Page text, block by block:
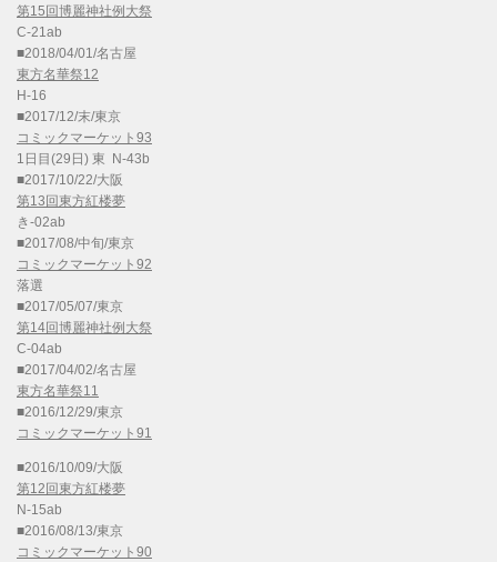
第15回博麗神社例大祭
C-21ab
■2018/04/01/名古屋
東方名華祭12
H-16
■2017/12/末/東京
コミックマーケット93
1日目(29日) 東 N-43b
■2017/10/22/大阪
第13回東方紅楼夢
き-02ab
■2017/08/中旬/東京
コミックマーケット92
落選
■2017/05/07/東京
第14回博麗神社例大祭
C-04ab
■2017/04/02/名古屋
東方名華祭11
■2016/12/29/東京
コミックマーケット91
■2016/10/09/大阪
第12回東方紅楼夢
N-15ab
■2016/08/13/東京
コミックマーケット90